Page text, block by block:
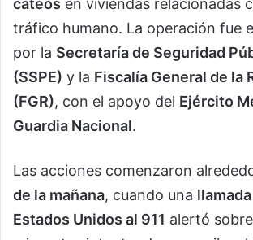
tráfico humano. La operación fue
por la Secretaría de Seguridad
(SSPE) y la Fiscalía General de la
(FGR), con el apoyo del Ejército
Guardia Nacional.
Las acciones comenzaron
de la mañana, cuando una
Estados Unidos al 911 alertó